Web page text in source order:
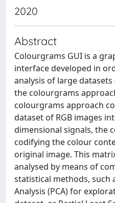
2020
Abstract
Colourgrams GUI is a
interface developed in
analysis of large
the colourgrams
colourgrams approach
dataset of RGB images
dimensional signals, the
codifying the colour
original image. This
analysed by means of
statistical methods, such
Analysis (PCA) for